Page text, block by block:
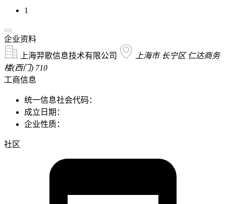
1
企业资料
上海羿歌信息技术有限公司
上海市 长宁区 仁达商务
楼(西门) 710
工商信息
统一信息社会代码：
成立日期：
企业性质：
社区